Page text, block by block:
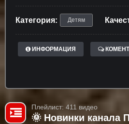
Категория: Детям
ИНФОРМАЦИЯ
Плейлист: 411 видео
🌞 Новинки канала